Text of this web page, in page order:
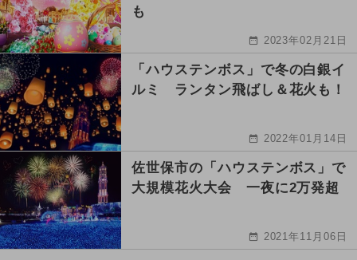
も
2023年02月21日
「ハウステンボス」で冬の白銀イ
ルミ ランタン飛ばし＆花火も！
2022年01月14日
佐世保市の「ハウステンボス」で
大規模花火大会 一夜に2万発超
2021年11月06日